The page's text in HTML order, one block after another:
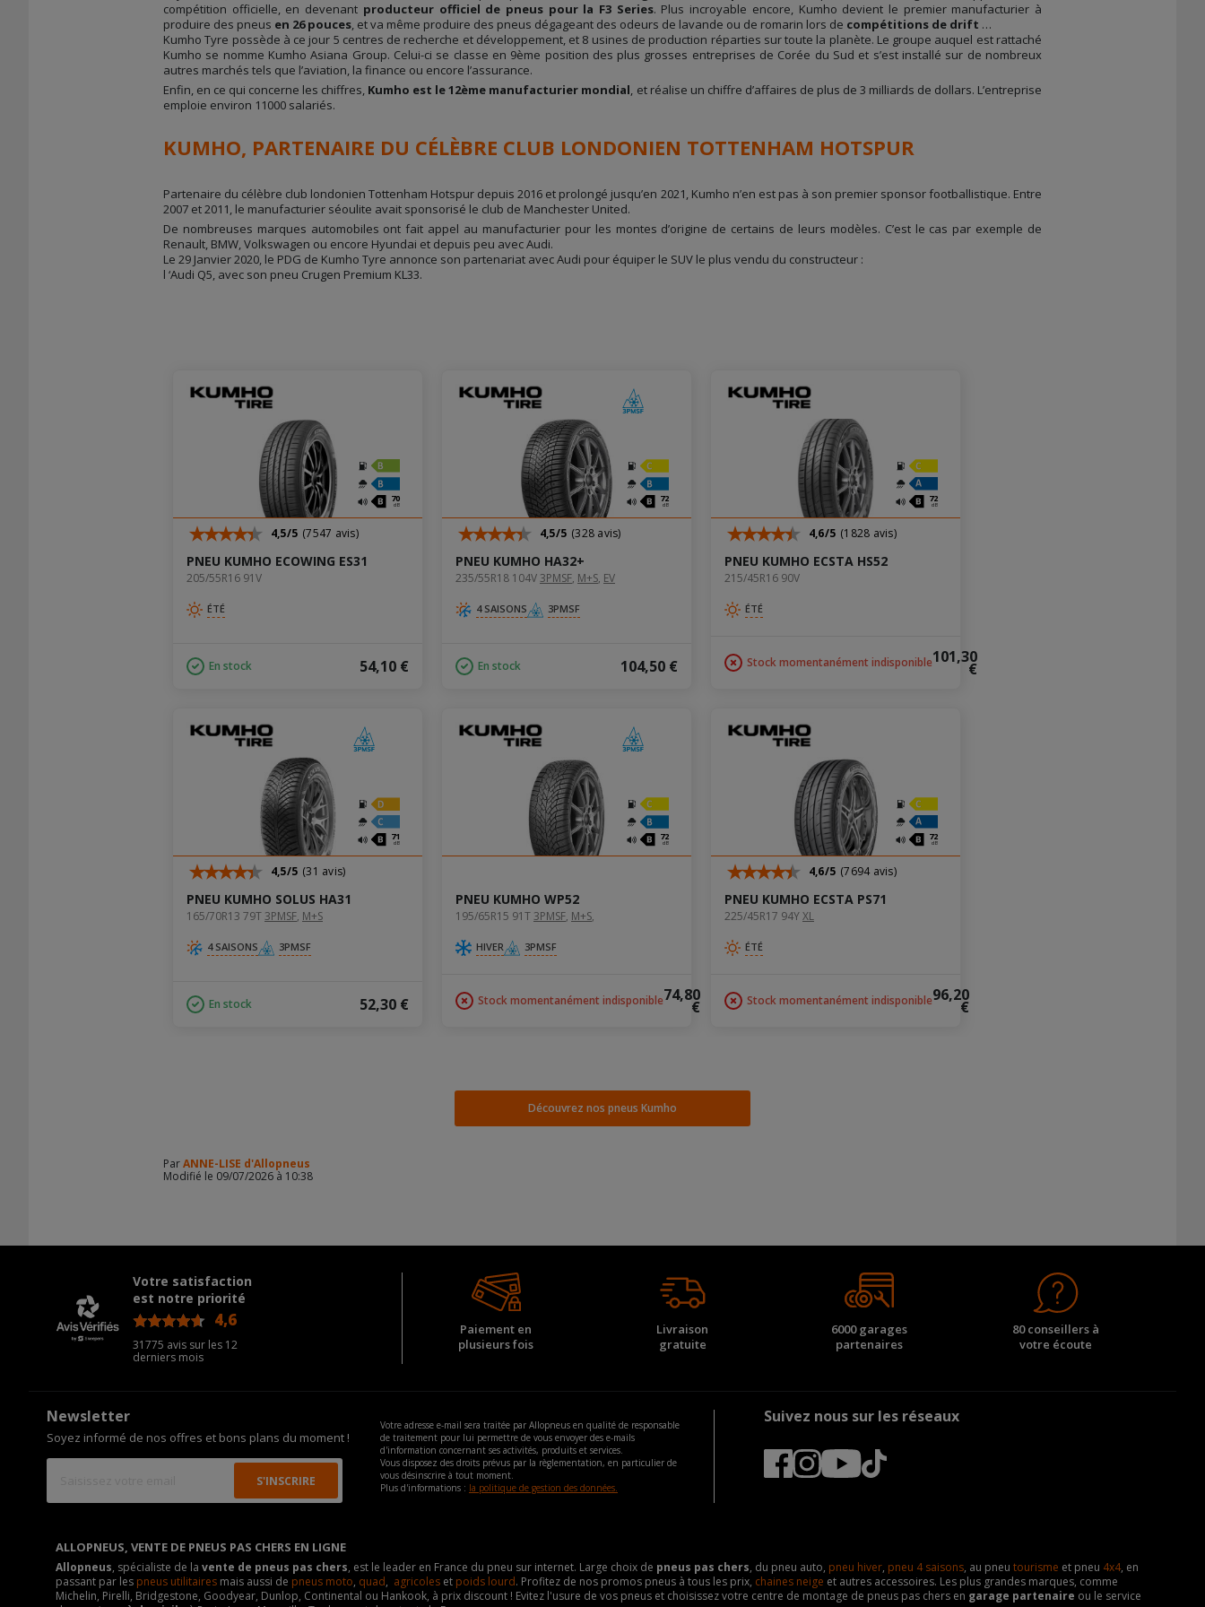
compétition officielle, en devenant producteur officiel de pneus pour la F3 Series. Plus incroyable encore, Kumho devient le premier manufacturier à
produire des pneus en 26 pouces, et va même produire des pneus dégageant des odeurs de lavande ou de romarin lors de compétitions de drift …
Kumho Tyre possède à ce jour 5 centres de recherche et développement, et 8 usines de production réparties sur toute la planète. Le groupe auquel est rattaché
Kumho se nomme Kumho Asiana Group. Celui-ci se classe en 9ème position des plus grosses entreprises de Corée du Sud et s’est installé sur de nombreux
autres marchés tels que l’aviation, la finance ou encore l’assurance.
Enfin, en ce qui concerne les chiffres, Kumho est le 12ème manufacturier mondial, et réalise un chiffre d’affaires de plus de 3 milliards de dollars. L’entreprise
emploie environ 11000 salariés.
KUMHO, PARTENAIRE DU CÉLÈBRE CLUB LONDONIEN TOTTENHAM HOTSPUR
Partenaire du célèbre club londonien Tottenham Hotspur depuis 2016 et prolongé jusqu’en 2021, Kumho n’en est pas à son premier sponsor footballistique. Entre
2007 et 2011, le manufacturier séoulite avait sponsorisé le club de Manchester United.
De nombreuses marques automobiles ont fait appel au manufacturier pour les montes d’origine de certains de leurs modèles. C’est le cas par exemple de
Renault, BMW, Volkswagen ou encore Hyundai et depuis peu avec Audi.
Le 29 Janvier 2020, le PDG de Kumho Tyre annonce son partenariat avec Audi pour équiper le SUV le plus vendu du constructeur :
l ‘Audi Q5, avec son pneu Crugen Premium KL33.
70
dB
4,5/5 (7547 avis)
PNEU KUMHO ECOWING ES31
205/55R16 91V
ÉTÉ
54,10 €
En stock
72
dB
4,5/5 (328 avis)
PNEU KUMHO HA32+
235/55R18 104V 3PMSF‚ M+S‚ EV
4 SAISONS 3PMSF
104,50 €
En stock
C
A
72
dB
4,6/5 (1828 avis)
PNEU KUMHO ECSTA HS52
215/45R16 90V
ÉTÉ
101,30
€
Stock momentanément indisponible
71
dB
4,5/5 (31 avis)
PNEU KUMHO SOLUS HA31
165/70R13 79T 3PMSF‚ M+S
4 SAISONS 3PMSF
52,30 €
En stock
72
dB
PNEU KUMHO WP52
195/65R15 91T 3PMSF‚ M+S‚
HIVER 3PMSF
74,80
€
Stock momentanément indisponible
C
A
72
dB
4,6/5 (7694 avis)
PNEU KUMHO ECSTA PS71
225/45R17 94YXL
ÉTÉ
96,20
€
Stock momentanément indisponible
Découvrez nos pneus Kumho
ParANNE-LISE d'Allopneus
Modifié le 09/07/2026 à 10:38
Votre satisfaction
est notre priorité
4,6
31775 avis sur les 12
derniers mois
Paiement en
plusieurs fois
Livraison
gratuite
6000 garages
partenaires
80 conseillers à
votre écoute
Newsletter
Soyez informé de nos offres et bons plans du moment !
Votre adresse e-mail sera traitée par Allopneus en qualité de responsable
de traitement pour lui permettre de vous envoyer des e-mails
d'information concernant ses activités, produits et services.
Vous disposez des droits prévus par la règlementation, en particulier de
vous désinscrire à tout moment.
Plus d'informations : la politique de gestion des données.
Suivez nous sur les réseaux
ALLOPNEUS, VENTE DE PNEUS PAS CHERS EN LIGNE
Allopneus, spécialiste de la vente de pneus pas chers, est le leader en France du pneu sur internet. Large choix de pneus pas chers, du pneu auto, pneu hiver, pneu 4 saisons, au pneu tourisme et pneu 4x4, en
passant par les pneus utilitaires mais aussi de pneus moto, quad, agricoles et poids lourd. Profitez de nos promos pneus à tous les prix, chaines neige et autres accessoires. Les plus grandes marques, comme
Michelin, Pirelli, Bridgestone, Goodyear, Dunlop, Continental ou Hankook, à prix discount ! Evitez l'usure de vos pneus et choisissez votre centre de montage de pneus pas chers en garage partenaire ou le service